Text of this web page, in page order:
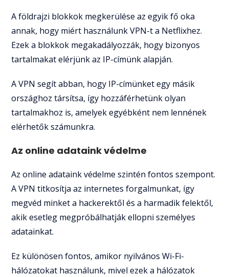
A földrajzi blokkok megkerülése az egyik fő oka
annak, hogy miért használunk VPN-t a Netflixhez.
Ezek a blokkok megakadályozzák, hogy bizonyos
tartalmakat elérjünk az IP-címünk alapján.
A VPN segít abban, hogy IP-címünket egy másik
országhoz társítsa, így hozzáférhetünk olyan
tartalmakhoz is, amelyek egyébként nem lennének
elérhetők számunkra.
Az online adataink védelme
Az online adataink védelme szintén fontos szempont.
A VPN titkosítja az internetes forgalmunkat, így
megvéd minket a hackerektől és a harmadik felektől,
akik esetleg megpróbálhatják ellopni személyes
adatainkat.
Ez különösen fontos, amikor nyilvános Wi-Fi-
hálózatokat használunk, mivel ezek a hálózatok